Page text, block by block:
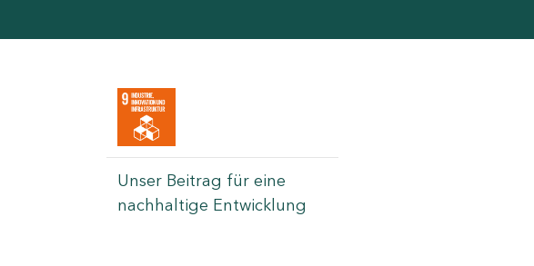
Unser Beitrag für eine
nachhaltige Entwicklung